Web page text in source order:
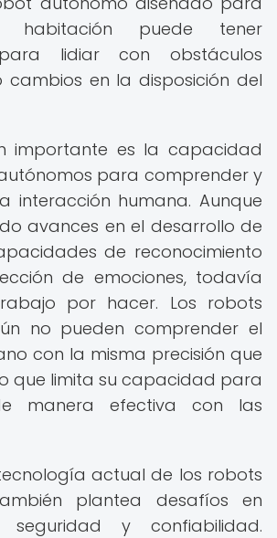
habitación puede tener
lidiar con obstáculos
cambios en la disposición del
importante es la capacidad
para comprender y
interacción humana. Aunque
avances en el desarrollo de
de reconocimiento
de emociones, todavía
por hacer. Los robots
no pueden comprender el
con la misma precisión que
que limita su capacidad para
manera efectiva con las
actual de los robots
plantea desafíos en
seguridad y confiabilidad.